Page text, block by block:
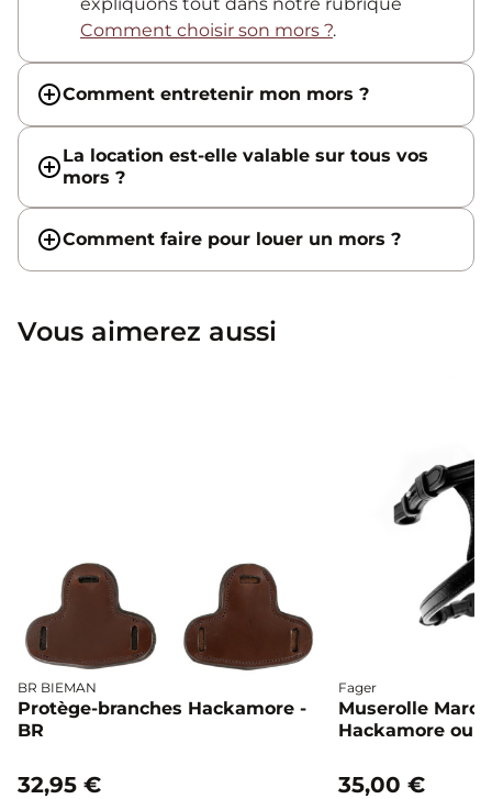
Comment choisir son mors ?.
Comment entretenir mon mors ?
La location est-elle valable sur tous vos
mors ?
Comment faire pour louer un mors ?
Vous aimerez aussi
BR BIEMAN
Protège-branches Hackamore -
BR
32,95 €
Fager
Muserolle
Hackamore ou
35,00 €